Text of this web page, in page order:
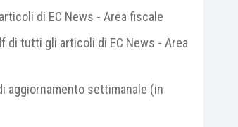
e delknow how, in ragione di un
di EC News - Area fiscale
di tutti gli articoli di EC News - Area
aggiornamento settimanale (in